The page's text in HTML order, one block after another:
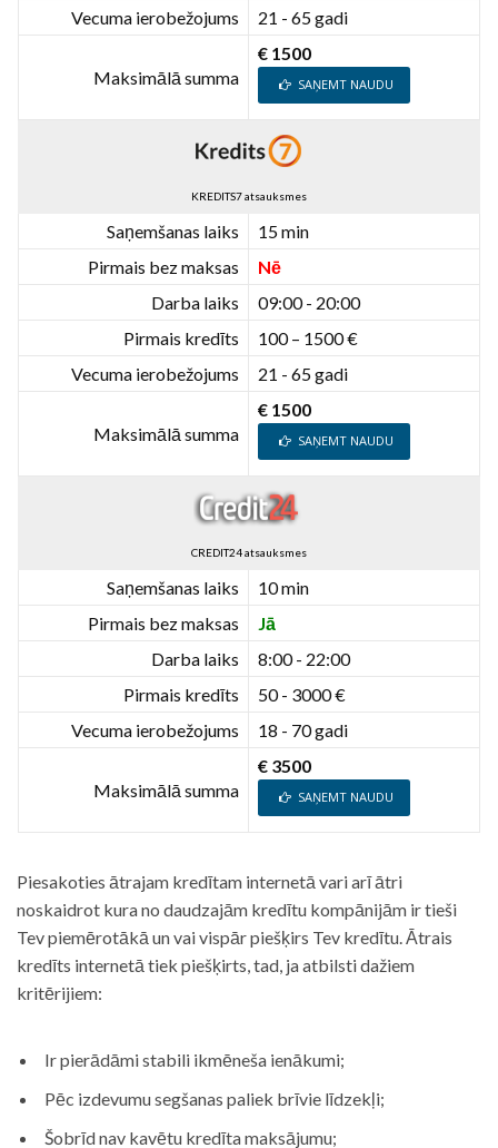
Vecuma ierobežojums
21 - 65 gadi
Maksimālā summa
€ 1500
SAŅEMT NAUDU
KREDITS7 atsauksmes
Saņemšanas laiks
15 min
Pirmais bez maksas
Nē
Darba laiks
09:00 - 20:00
Pirmais kredīts
100 – 1500 €
Vecuma ierobežojums
21 - 65 gadi
Maksimālā summa
€ 1500
SAŅEMT NAUDU
CREDIT24 atsauksmes
Saņemšanas laiks
10 min
Pirmais bez maksas
Jā
Darba laiks
8:00 - 22:00
Pirmais kredīts
50 - 3000 €
Vecuma ierobežojums
18 - 70 gadi
Maksimālā summa
€ 3500
SAŅEMT NAUDU
Piesakoties ātrajam kredītam internetā vari arī ātri
noskaidrot kura no daudzajām kredītu kompānijām ir tieši
Tev piemērotākā un vai vispār piešķirs Tev kredītu. Ātrais
kredīts internetā tiek piešķirts, tad, ja atbilsti dažiem
kritērijiem:
Ir pierādāmi stabili ikmēneša ienākumi;
Pēc izdevumu segšanas paliek brīvie līdzekļi;
Šobrīd nav kavētu kredīta maksājumu;